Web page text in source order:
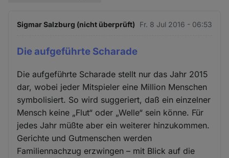
Sigmar Salzburg (nicht überprüft) Fr. 8 Jul 2016 - 06:53
Die aufgeführte Scharade
Die aufgeführte Scharade stellt nur das Jahr 2015
dar, wobei jeder Mitspieler eine Million Menschen
symbolisiert. So wird suggeriert, daß ein einzelner
Mensch keine „Flut“ oder „Welle“ sein könne. Für
jedes Jahr müßte aber ein weiterer hinzukommen.
Gerichte und Gutmenschen werden
Familiennachzug erzwingen – mit Blick auf die